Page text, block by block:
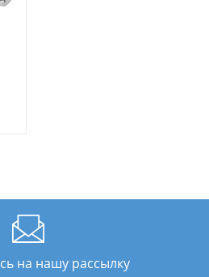
на нашу рассылку